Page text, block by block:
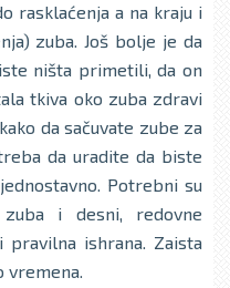
rasklaćenja a na kraju i
zuba. Još bolјe je da
ništa primetili, da on
tkiva oko zuba zdravi
da sačuvate zube za
da uradite da biste
Potrebni su
i desni, redovne
ishrana. Zaista
vremena.